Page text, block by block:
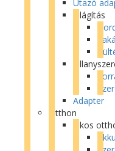
Utazó
Világítás
Adapter
Otthon
Okos